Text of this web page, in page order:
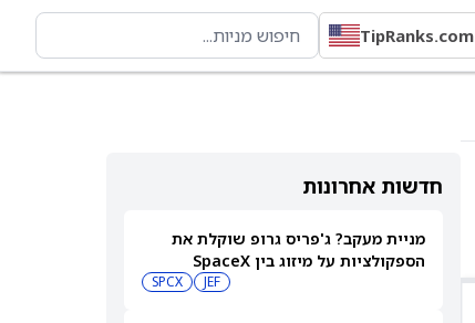
TipRanks.com
חדשות אחרונות
מניית מעקב? ג'פריס גרופ שוקלת את
הספקולציות על מיזוג בין SpaceX
JEF
SPCX